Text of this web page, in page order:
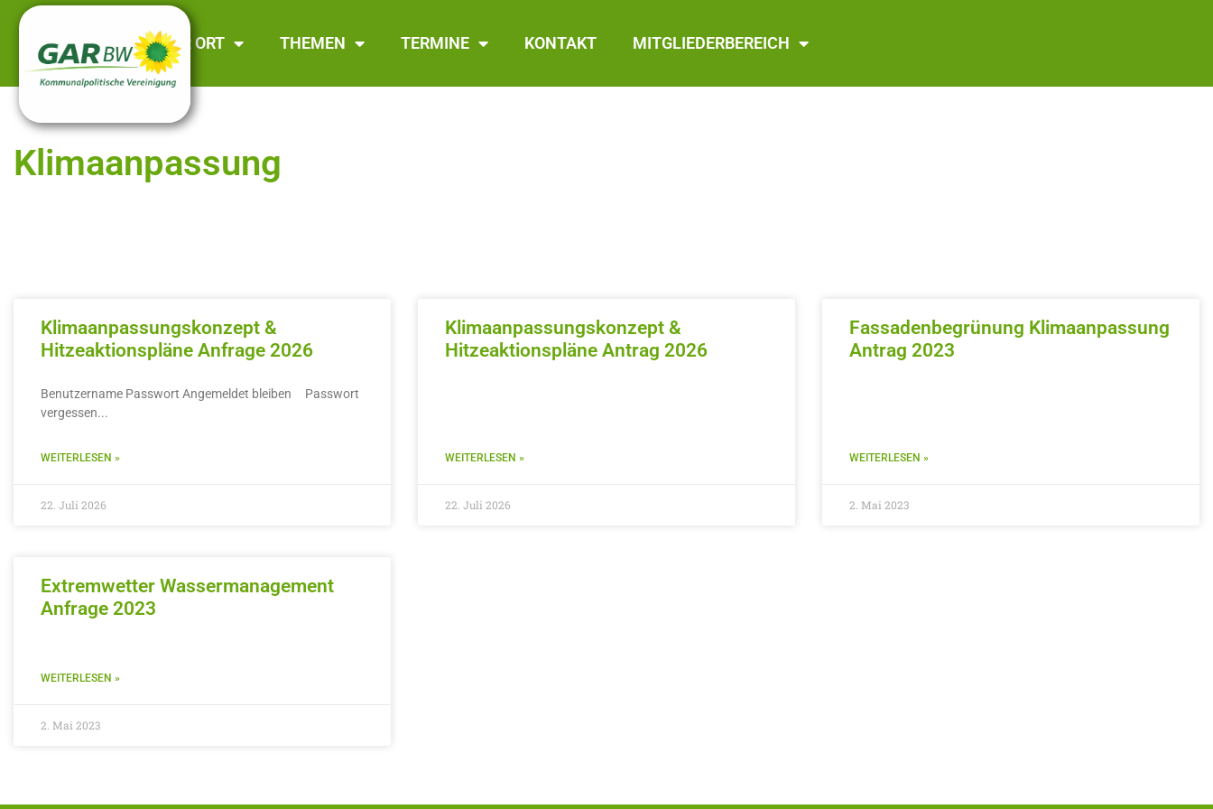
GAR BW VOR ORT THEMEN TERMINE KONTAKT MITGLIEDERBEREICH
Klimaanpassung
Klimaanpassungskonzept &
Hitzeaktionspläne Anfrage 2026
Benutzername Passwort Angemeldet bleiben Passwort
vergessen
WEITERLESEN »
22. Juli 2026
Klimaanpassungskonzept &
Hitzeaktionspläne Antrag 2026
WEITERLESEN »
22. Juli 2026
Fassadenbegrünung Klimaanpassung
Antrag 2023
WEITERLESEN »
2. Mai 2023
Extremwetter Wassermanagement
Anfrage 2023
WEITERLESEN »
2. Mai 2023